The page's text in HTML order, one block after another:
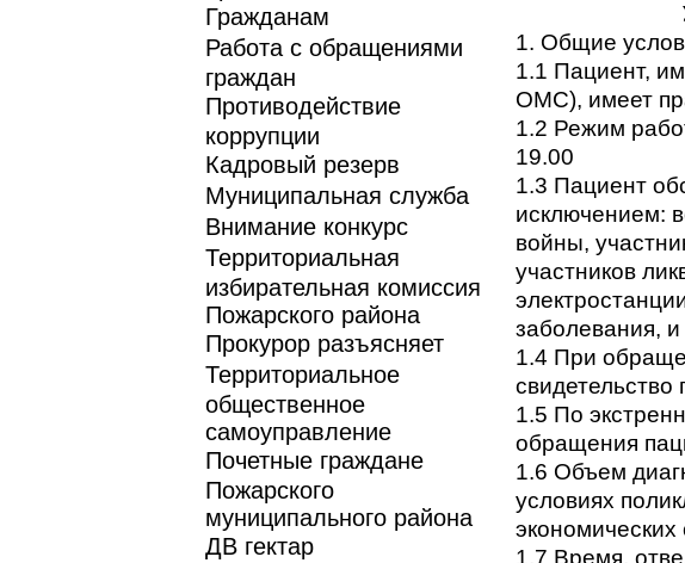
Гражданам
Работа с обращениями
граждан
Противодействие
коррупции
Кадровый резерв
Муниципальная служба
Внимание конкурс
Территориальная
избирательная комиссия
Пожарского района
Прокурор разъясняет
Территориальное
общественное
самоуправление
Почетные граждане
Пожарского
муниципального района
ДВ гектар
1. Общие
1.1 Пациент,
ОМС), имеет
1.2 Режим
19.00
1.3 Пациент
исключением:
войны,
участников
заболевания,
1.4 При
свидетельство
1.5 По
обращения
1.6 Объем
условиях
экономических
1.7 Время,